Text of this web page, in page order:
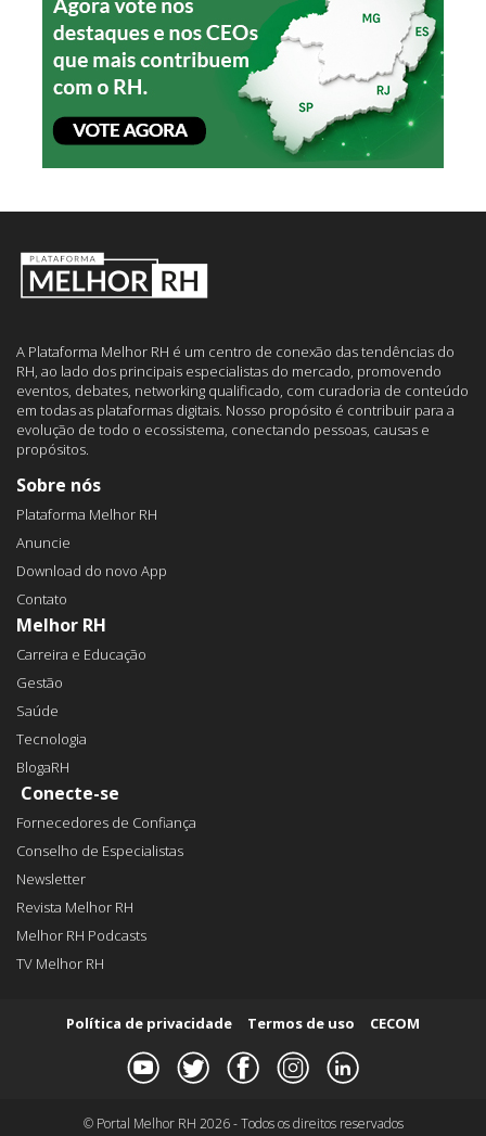
A Plataforma Melhor RH é um centro de conexão das tendências do
RH, ao lado dos principais especialistas do mercado, promovendo
eventos, debates, networking qualificado, com curadoria de conteúdo
em todas as plataformas digitais. Nosso propósito é contribuir para a
evolução de todo o ecossistema, conectando pessoas, causas e
propósitos.
Sobre nós
Plataforma Melhor RH
Anuncie
Download do novo App
Contato
Melhor RH
Carreira e Educação
Gestão
Saúde
Tecnologia
BlogaRH
Conecte-se
Fornecedores de Confiança
Conselho de Especialistas
Newsletter
Revista Melhor RH
Melhor RH Podcasts
TV Melhor RH
Política de privacidade Termos de uso CECOM
© Portal Melhor RH 2026 - Todos os direitos reservados